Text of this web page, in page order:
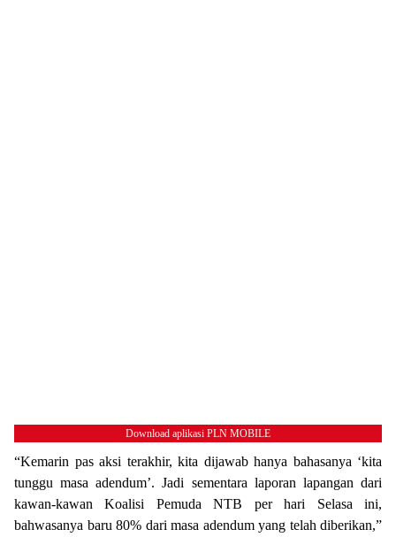
Download aplikasi PLN MOBILE
“Kemarin pas aksi terakhir, kita dijawab hanya bahasanya ‘kita
tunggu masa adendum’. Jadi sementara laporan lapangan dari
kawan-kawan Koalisi Pemuda NTB per hari Selasa ini,
bahwasanya baru 80% dari masa adendum yang telah diberikan,”